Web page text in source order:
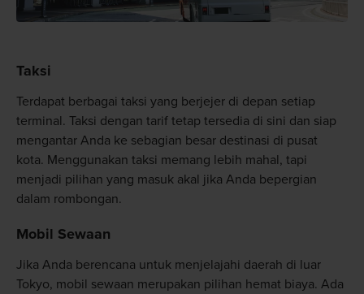
Taksi
Terdapat berbagai taksi yang berjejer di depan setiap
terminal. Taksi dengan tarif tetap tersedia di sini dan siap
mengantar Anda ke sebagian besar destinasi di pusat
kota. Menggunakan taksi memang lebih mahal, tapi
menjadi pilihan yang masuk akal jika Anda bepergian
dalam rombongan.
Mobil Sewaan
Jika Anda berencana untuk menjelajahi daerah di luar
Tokyo, mobil sewaan merupakan pilihan hemat biaya. Ada